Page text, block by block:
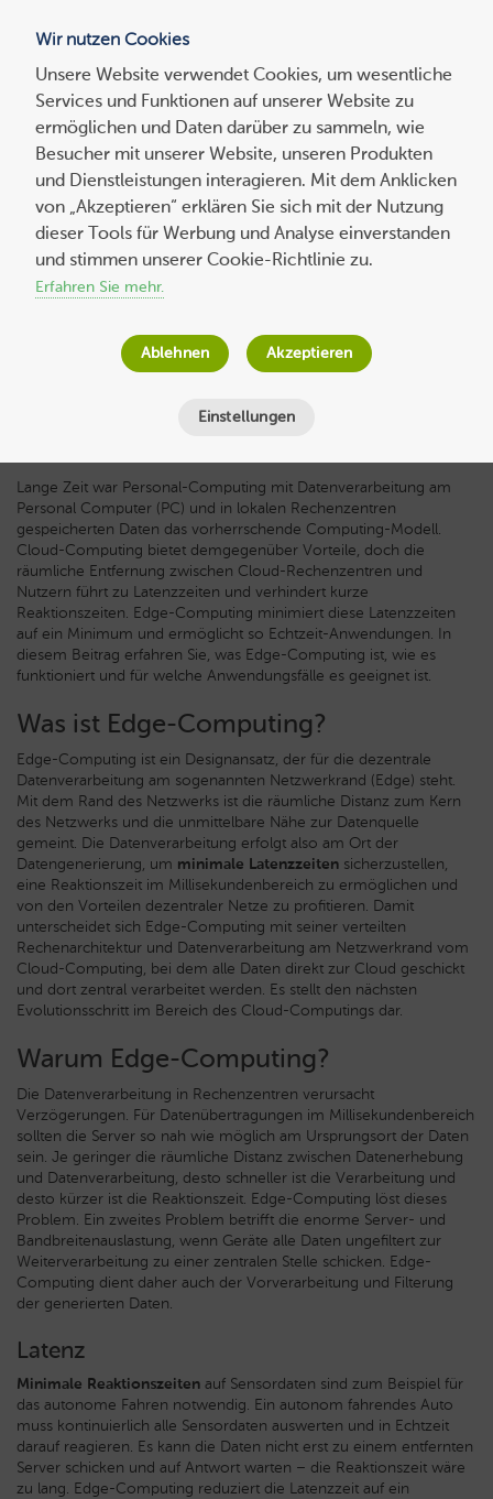
Suchen
nach:
Edge-Computing für Reaktionen in
Echtzeit
am15. April 2025
Minuten
Lange Zeit war Personal-Computing mit Datenverarbeitung am
Personal Computer (PC) und in lokalen Rechenzentren
gespeicherten Daten das vorherrschende Computing-Modell.
Cloud-Computing bietet demgegenüber Vorteile, doch die
räumliche Entfernung zwischen Cloud-Rechenzentren und
Nutzern führt zu Latenzzeiten und verhindert kurze
Reaktionszeiten. Edge-Computing minimiert diese Latenzzeiten
auf ein Minimum und ermöglicht so Echtzeit-Anwendungen. In
diesem Beitrag erfahren Sie, was Edge-Computing ist, wie es
funktioniert und für welche Anwendungsfälle es geeignet ist.
Was ist Edge-Computing?
Edge-Computing ist ein Designansatz, der für die dezentrale
Datenverarbeitung am sogenannten Netzwerkrand (Edge) steht.
Mit dem Rand des Netzwerks ist die räumliche Distanz zum Kern
des Netzwerks und die unmittelbare Nähe zur Datenquelle
gemeint. Die Datenverarbeitung erfolgt also am Ort der
Datengenerierung, um minimale Latenzzeiten sicherzustellen,
eine Reaktionszeit im Millisekundenbereich zu ermöglichen und
von den Vorteilen dezentraler Netze zu profitieren. Damit
unterscheidet sich Edge-Computing mit seiner verteilten
Rechenarchitektur und Datenverarbeitung am Netzwerkrand vom
Cloud-Computing, bei dem alle Daten direkt zur Cloud geschickt
und dort zentral verarbeitet werden. Es stellt den nächsten
Evolutionsschritt im Bereich des Cloud-Computings dar.
Warum Edge-Computing?
Die Datenverarbeitung in Rechenzentren verursacht
Verzögerungen. Für Datenübertragungen im Millisekundenbereich
sollten die Server so nah wie möglich am Ursprungsort der Daten
sein. Je geringer die räumliche Distanz zwischen Datenerhebung
und Datenverarbeitung, desto schneller ist die Verarbeitung und
desto kürzer ist die Reaktionszeit. Edge-Computing löst dieses
Problem. Ein zweites Problem betrifft die enorme Server- und
Bandbreitenauslastung, wenn Geräte alle Daten ungefiltert zur
Weiterverarbeitung zu einer zentralen Stelle schicken. Edge-
Computing dient daher auch der Vorverarbeitung und Filterung
der generierten Daten.
Latenz
Minimale Reaktionszeiten auf Sensordaten sind zum Beispiel für
das autonome Fahren notwendig. Ein autonom fahrendes Auto
muss kontinuierlich alle Sensordaten auswerten und in Echtzeit
darauf reagieren. Es kann die Daten nicht erst zu einem entfernten
Server schicken und auf Antwort warten – die Reaktionszeit wäre
zu lang. Edge-Computing reduziert die Latenzzeit auf ein
Wir nutzen Cookies
Unsere Website verwendet Cookies, um wesentliche
Services und Funktionen auf unserer Website zu
ermöglichen und Daten darüber zu sammeln, wie
Besucher mit unserer Website, unseren Produkten
und Dienstleistungen interagieren. Mit dem Anklicken
von „Akzeptieren“ erklären Sie sich mit der Nutzung
dieser Tools für Werbung und Analyse einverstanden
und stimmen unserer Cookie-Richtlinie zu.
Erfahren Sie mehr.
Einstellungen
Ablehnen Akzeptieren